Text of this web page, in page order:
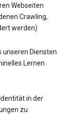
Webseiten
Crawling,
werden)
unseren Diensten
Lernen
in der
zu